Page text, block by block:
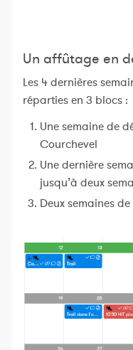
Un affûtage en
Les 4 dernières
réparties en 3 blocs :
Une semaine de
Courchevel
Une dernière
jusqu’à deux
Deux semaines